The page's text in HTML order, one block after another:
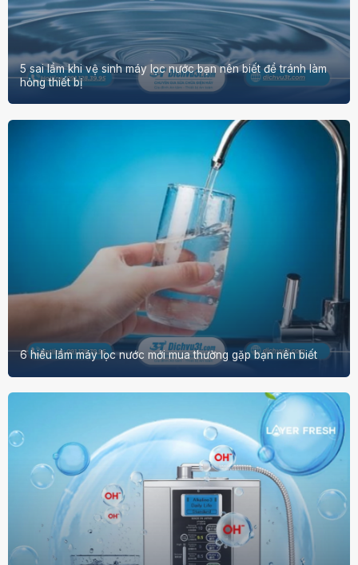
5 sai lầm khi vệ sinh máy lọc nước bạn nên biết để tránh làm
hỏng thiết bị
6 hiểu lầm máy lọc nước mới mua thường gặp bạn nên biết